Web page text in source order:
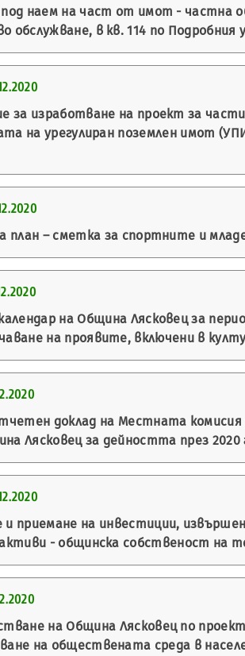
наем на част от имот - частна
обслужване, в кв. 114 по
за изработване на проект за
на урегулиран поземлен имот
план – сметка за спортните и
на Община Лясковец за
на проявите, включени в
доклад на Местната
Лясковец за дейността през 2020
приемане на инвестиции,
- общинска собственост на
на Община Лясковец по
на обществената среда в